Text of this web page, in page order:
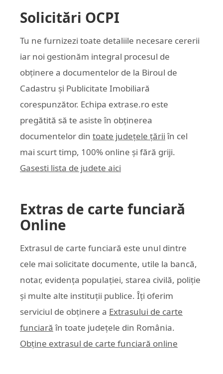
Solicitări OCPI
Tu ne furnizezi toate detaliile necesare cererii
iar noi gestionăm integral procesul de
obținere a documentelor de la Biroul de
Cadastru și Publicitate Imobiliară
corespunzător. Echipa extrase.ro este
pregătită să te asiste în obținerea
documentelor din toate județele țării în cel
mai scurt timp, 100% online și fără griji.
Gasesti lista de judete aici
Extras de carte funciară
Online
Extrasul de carte funciară este unul dintre
cele mai solicitate documente, utile la bancă,
notar, evidența populației, starea civilă, poliție
și multe alte instituții publice. Îți oferim
serviciul de obținere a Extrasului de carte
funciară în toate județele din România.
Obține extrasul de carte funciară online